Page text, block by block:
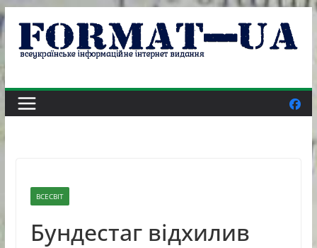
Skip
content
ВСЕСВІТ
Бундестаг відхилив